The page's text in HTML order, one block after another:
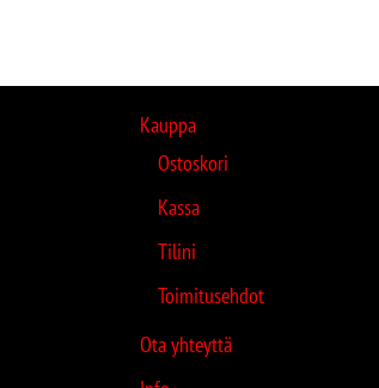
Kauppa
Ostoskori
Kassa
Tilini
Toimitusehdot
Ota yhteyttä